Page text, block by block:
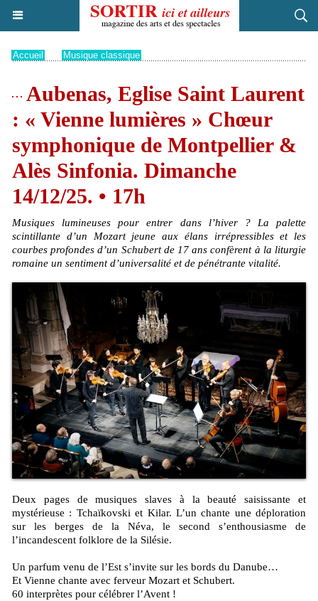
Accueil Musique classique
Aubenas, Eglise Saint Laurent
: « Vienne lumières » Chœur
symphonique de Montpellier &
Alès Sinfonia. Dimanche
14/12/25. • 17h
Musiques lumineuses pour entrer dans l’hiver ? La palette
scintillante d’un Mozart jeune aux élans irrépressibles et les
courbes profondes d’un Schubert de 17 ans confèrent à la liturgie
romaine un sentiment d’universalité et de pénétrante vitalité.
Deux pages de musiques slaves à la beauté saisissante et
mystérieuse : Tchaïkovski et Kilar. L’un chante une déploration
sur les berges de la Néva, le second s’enthousiasme de
l’incandescent folklore de la Silésie.
Un parfum venu de l’Est s’invite sur les bords du Danube…
Et Vienne chante avec ferveur Mozart et Schubert.
60 interprètes pour célébrer l’Avent !